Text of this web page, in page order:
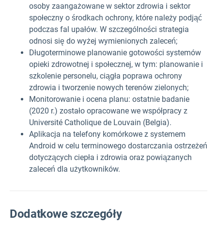
osoby zaangażowane w sektor zdrowia i sektor
społeczny o środkach ochrony, które należy podjąć
podczas fal upałów. W szczególności strategia
odnosi się do wyżej wymienionych zaleceń;
Długoterminowe planowanie gotowości systemów
opieki zdrowotnej i społecznej, w tym: planowanie i
szkolenie personelu, ciągła poprawa ochrony
zdrowia i tworzenie nowych terenów zielonych;
Monitorowanie i ocena planu: ostatnie badanie
(2020 r.) zostało opracowane we współpracy z
Université Catholique de Louvain (Belgia).
Aplikacja na telefony komórkowe z systemem
Android w celu terminowego dostarczania ostrzeżeń
dotyczących ciepła i zdrowia oraz powiązanych
zaleceń dla użytkowników.
Dodatkowe szczegóły